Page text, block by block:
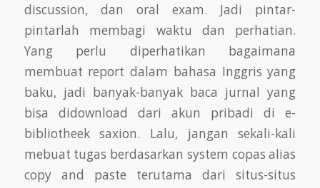
discussion, dan oral exam. Jadi pintar-
pintarlah membagi waktu dan perhatian.
Yang perlu diperhatikan bagaimana
membuat report dalam bahasa Inggris yang
baku, jadi banyak-banyak baca jurnal yang
bisa didownload dari akun pribadi di e-
bibliotheek saxion. Lalu, jangan sekali-kali
mebuat tugas berdasarkan system copas alias
copy and paste terutama dari situs-situs